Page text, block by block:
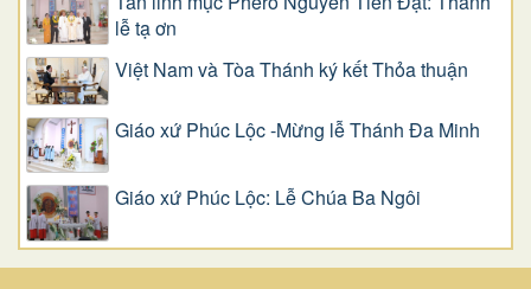
lễ tạ ơn
Việt Nam và Tòa Thánh ký kết Thỏa thuận
Giáo xứ Phúc Lộc -Mừng lễ Thánh Đa Minh
Giáo xứ Phúc Lộc: Lễ Chúa Ba Ngôi